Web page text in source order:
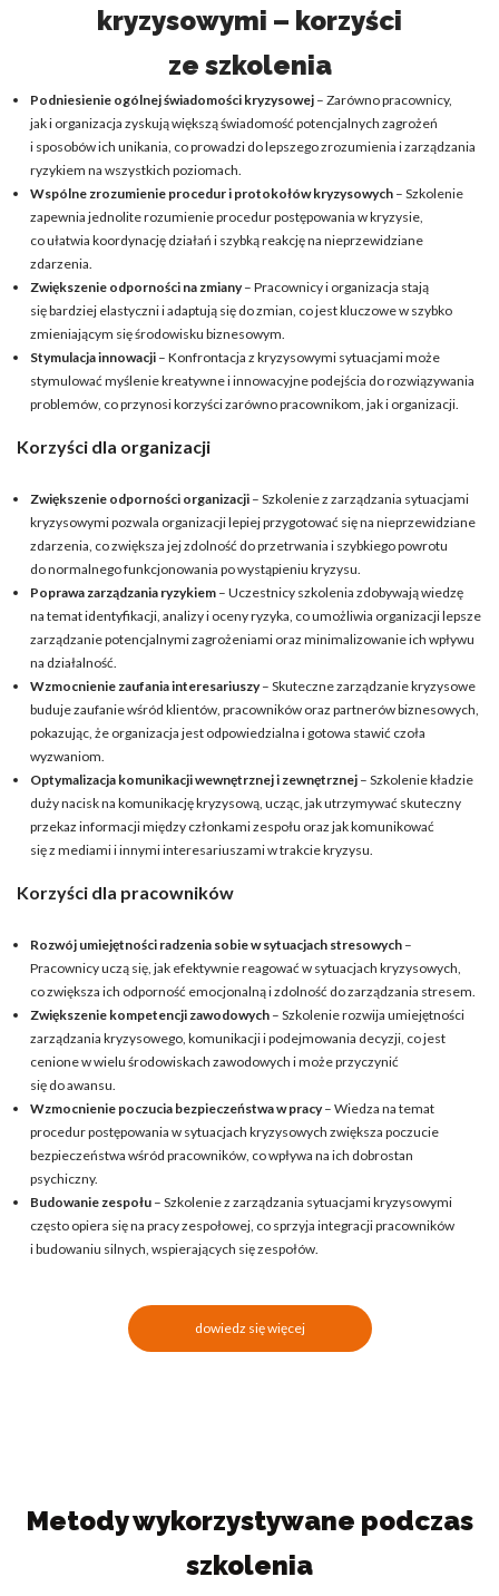
kryzysowymi – korzyści
ze szkolenia
Podniesienie ogólnej świadomości kryzysowej – Zarówno pracownicy,
jak i organizacja zyskują większą świadomość potencjalnych zagrożeń
i sposobów ich unikania, co prowadzi do lepszego zrozumienia i zarządzania
ryzykiem na wszystkich poziomach.
Wspólne zrozumienie procedur i protokołów kryzysowych – Szkolenie
zapewnia jednolite rozumienie procedur postępowania w kryzysie,
co ułatwia koordynację działań i szybką reakcję na nieprzewidziane
zdarzenia.
Zwiększenie odporności na zmiany– Pracownicy i organizacja stają
się bardziej elastyczni i adaptują się do zmian, co jest kluczowe w szybko
zmieniającym się środowisku biznesowym.
Stymulacja innowacji – Konfrontacja z kryzysowymi sytuacjami może
stymulować myślenie kreatywne i innowacyjne podejścia do rozwiązywania
problemów, co przynosi korzyści zarówno pracownikom, jak i organizacji.
Korzyści dla organizacji
Zwiększenie odporności organizacji – Szkolenie z zarządzania sytuacjami
kryzysowymi pozwala organizacji lepiej przygotować się na nieprzewidziane
zdarzenia, co zwiększa jej zdolność do przetrwania i szybkiego powrotu
do normalnego funkcjonowania po wystąpieniu kryzysu.
Poprawa zarządzania ryzykiem – Uczestnicy szkolenia zdobywają wiedzę
na temat identyfikacji, analizy i oceny ryzyka, co umożliwia organizacji lepsze
zarządzanie potencjalnymi zagrożeniami oraz minimalizowanie ich wpływu
na działalność.
Wzmocnienie zaufania interesariuszy– Skuteczne zarządzanie kryzysowe
buduje zaufanie wśród klientów, pracowników oraz partnerów biznesowych,
pokazując, że organizacja jest odpowiedzialna i gotowa stawić czoła
wyzwaniom.
Optymalizacja komunikacji wewnętrznej i zewnętrznej – Szkolenie kładzie
duży nacisk na komunikację kryzysową, ucząc, jak utrzymywać skuteczny
przekaz informacji między członkami zespołu oraz jak komunikować
się z mediami i innymi interesariuszami w trakcie kryzysu.
Korzyści dla pracowników
Rozwój umiejętności radzenia sobie w sytuacjach stresowych –
Pracownicy uczą się, jak efektywnie reagować w sytuacjach kryzysowych,
co zwiększa ich odporność emocjonalną i zdolność do zarządzania stresem.
Zwiększenie kompetencji zawodowych – Szkolenie rozwija umiejętności
zarządzania kryzysowego, komunikacji i podejmowania decyzji, co jest
cenione w wielu środowiskach zawodowych i może przyczynić
się do awansu.
Wzmocnienie poczucia bezpieczeństwa w pracy– Wiedza na temat
procedur postępowania w sytuacjach kryzysowych zwiększa poczucie
bezpieczeństwa wśród pracowników, co wpływa na ich dobrostan
psychiczny.
Budowanie zespołu – Szkolenie z zarządzania sytuacjami kryzysowymi
często opiera się na pracy zespołowej, co sprzyja integracji pracowników
i budowaniu silnych, wspierających się zespołów.
dowiedz się więcej
Metody wykorzystywane podczas
szkolenia